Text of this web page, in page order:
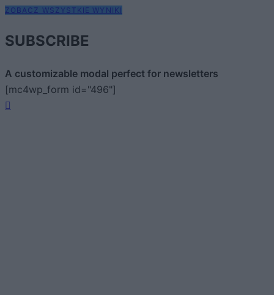
ZOBACZ WSZYSTKIE WYNIKI
SUBSCRIBE
A customizable modal perfect for newsletters
[mc4wp_form id="496"]